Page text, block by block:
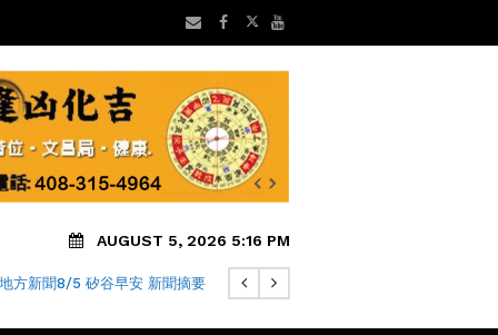
AUGUST 5, 2026 5:16 PM
方新聞8/5 矽谷早安 新聞摘要